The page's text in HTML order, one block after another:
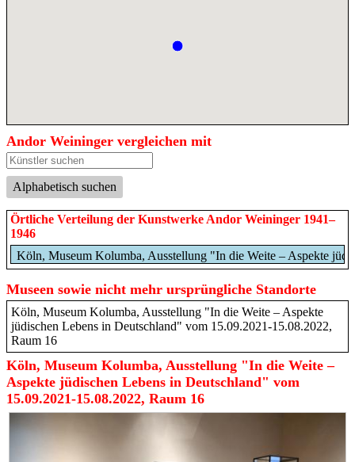
Andor Weininger vergleichen mit
Alphabetisch suchen
Örtliche Verteilung der Kunstwerke Andor Weininger 1941–
1946
Köln, Museum Kolumba, Ausstellung "In die Weite – Aspekte
Museen sowie nicht mehr ursprüngliche Standorte
Köln, Museum Kolumba, Ausstellung "In die Weite – Aspekte
jüdischen Lebens in Deutschland" vom 15.09.2021-15.08.2022,
Raum 16
Köln, Museum Kolumba, Ausstellung "In die Weite –
Aspekte jüdischen Lebens in Deutschland" vom
15.09.2021-15.08.2022, Raum 16